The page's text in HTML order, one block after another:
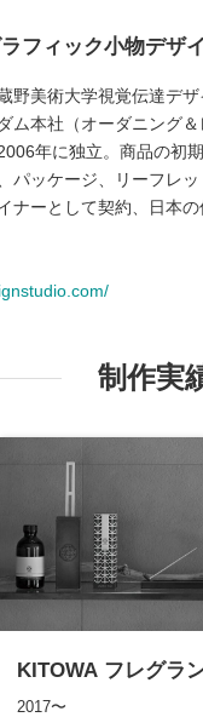
フィック小物デザイ
野美術大学視覚伝達デ
ム本社（オーダニング
年に独立。商品の初
パッケージ、リーフレ
ナーとして契約、日本
制作実
KITOWA フレグラ
2017〜